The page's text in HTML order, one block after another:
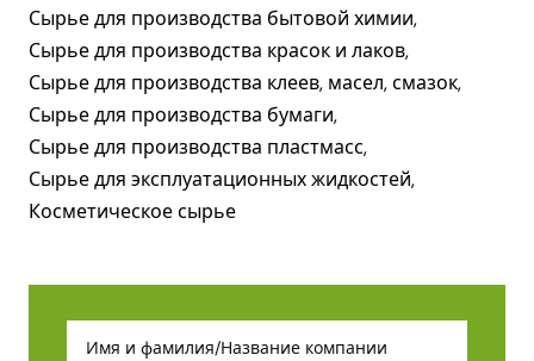
Сырье для производства бытовой химии,
Сырье для производства красок и лаков,
Сырье для производства клеев, масел, смазок,
Сырье для производства бумаги,
Сырье для производства пластмасс,
Сырье для эксплуатационных жидкостей,
Косметическое сырье